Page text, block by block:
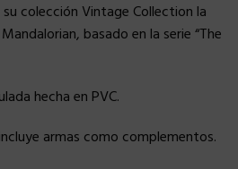
colección Vintage Collection la
basado en la serie “The
hecha en PVC.
armas como complementos.